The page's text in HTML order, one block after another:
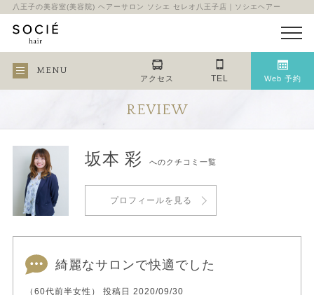
八王子の美容室(美容院) ヘアーサロン ソシエ セレオ八王子店｜ソシエヘアー
MENU
アクセス TEL Web 予約
REVIEW
坂本 彩 へのクチコミ一覧
プロフィールを見る
綺麗なサロンで快適でした
（60代前半女性） 投稿日 2020/09/30